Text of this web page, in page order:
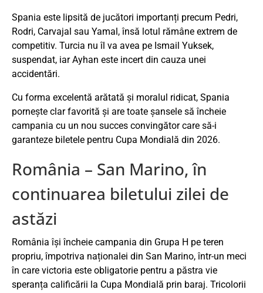
Spania este lipsită de jucători importanți precum Pedri,
Rodri, Carvajal sau Yamal, însă lotul rămâne extrem de
competitiv. Turcia nu îl va avea pe Ismail Yuksek,
suspendat, iar Ayhan este incert din cauza unei
accidentări.
Cu forma excelentă arătată și moralul ridicat, Spania
pornește clar favorită și are toate șansele să încheie
campania cu un nou succes convingător care să-i
garanteze biletele pentru Cupa Mondială din 2026.
România – San Marino, în
continuarea biletului zilei de
astăzi
România își încheie campania din Grupa H pe teren
propriu, împotriva naționalei din San Marino, într-un meci
în care victoria este obligatorie pentru a păstra vie
speranța calificării la Cupa Mondială prin baraj. Tricolorii